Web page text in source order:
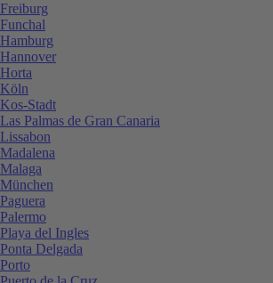
Freiburg
Funchal
Hamburg
Hannover
Horta
Köln
Kos-Stadt
Las Palmas de Gran Canaria
Lissabon
Madalena
Malaga
München
Paguera
Palermo
Playa del Ingles
Ponta Delgada
Porto